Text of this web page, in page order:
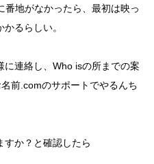
番地がなかったら、最初は映っ
るらしい。
に連絡し、Who isの所までの案
前.comのサポートでやるんち
すか？と確認したら